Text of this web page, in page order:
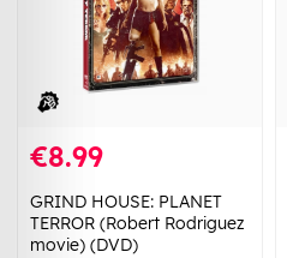
€8.99
GRIND HOUSE: PLANET
TERROR (Robert Rodriguez
movie) (DVD)